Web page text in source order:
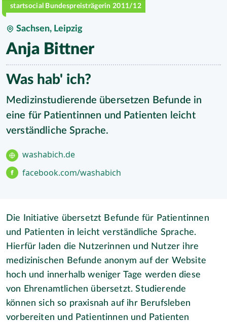
startsocial Bundespreisträgerin 2011/12
Sachsen, Leipzig
Anja Bittner
Was hab' ich?
Medizinstudierende übersetzen Befunde in
eine für Patientinnen und Patienten leicht
verständliche Sprache.
washabich.de
facebook.com/washabich
Die Initiative übersetzt Befunde für Patientinnen
und Patienten in leicht verständliche Sprache.
Hierfür laden die Nutzerinnen und Nutzer ihre
medizinischen Befunde anonym auf der Website
hoch und innerhalb weniger Tage werden diese
von Ehrenamtlichen übersetzt. Studierende
können sich so praxisnah auf ihr Berufsleben
vorbereiten und Patientinnen und Patienten